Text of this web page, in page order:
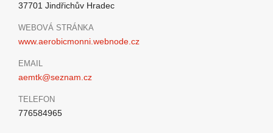
37701 Jindřichův Hradec
WEBOVÁ STRÁNKA
www.aerobicmonni.webnode.cz
EMAIL
aemtk@seznam.cz
TELEFON
776584965